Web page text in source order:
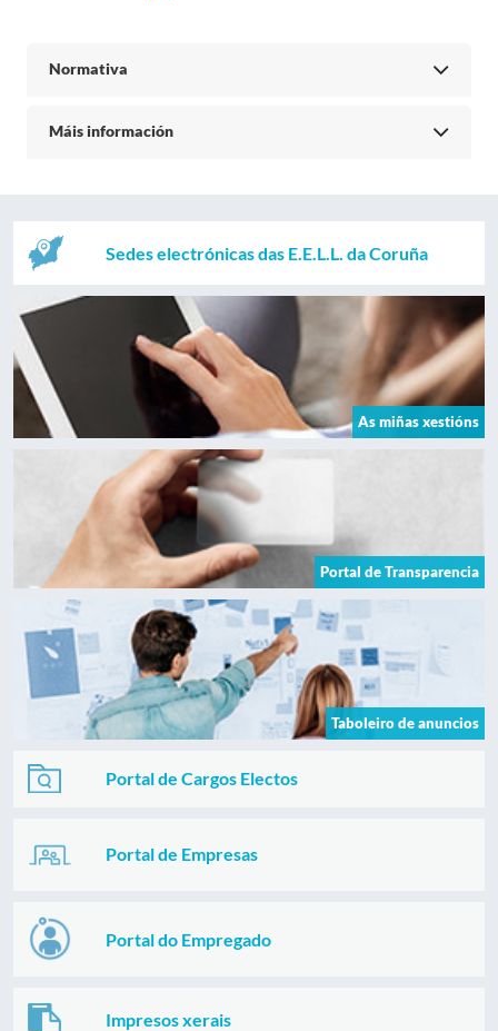
Normativa
Máis información
Sedes electrónicas das E.E.L.L. da Coruña
As miñas xestións
Portal de Transparencia
Taboleiro de anuncios
Portal de Cargos Electos
Portal de Empresas
Portal do Empregado
Impresos xerais